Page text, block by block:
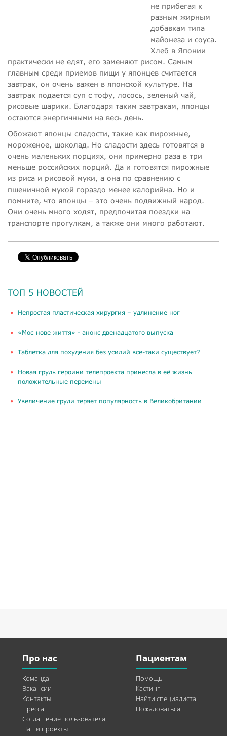
не прибегая к
разным жирным
добавкам типа
майонеза и соуса.
Хлеб в Японии
практически не едят, его заменяют рисом. Самым
главным среди приемов пищи у японцев считается
завтрак, он очень важен в японской культуре. На
завтрак подается суп с тофу, лосось, зеленый чай,
рисовые шарики. Благодаря таким завтракам, японцы
остаются энергичными на весь день.
Обожают японцы сладости, такие как пирожные,
мороженое, шоколад. Но сладости здесь готовятся в
очень маленьких порциях, они примерно раза в три
меньше российских порций. Да и готовятся пирожные
из риса и рисовой муки, а она по сравнению с
пшеничной мукой гораздо менее калорийна. Но и
помните, что японцы – это очень подвижный народ.
Они очень много ходят, предпочитая поездки на
транспорте прогулкам, а также они много работают.
ТОП 5 НОВОСТЕЙ
​Непростая пластическая хирургия – удлинение ног
«Моє нове життя» - анонс двенадцатого выпуска
Таблетка для похудения без усилий все-таки существует?
Новая грудь героини телепроекта принесла в её жизнь
положительные перемены
Увеличение груди теряет популярность в Великобритании
Про нас
Команда
Вакансии
Контакты
Пресса
Соглашение пользователя
Наши проекты
Пациентам
Помощь
Кастинг
Найти специалиста
Пожаловаться